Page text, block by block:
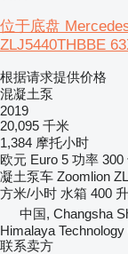
位于底盘
ZLJ5440THBBE
根据请求提供价格
混凝土泵
2019
20,095 千米
1,384 摩托小时
欧元 Euro 5 功率 300
凝土泵车 Zoomlion
方米/小时 水箱 400 升
中国, Changsha
Himalaya Technology
联系卖方